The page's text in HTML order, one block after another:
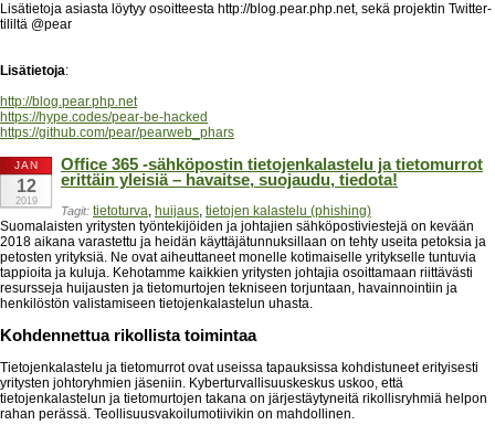
Lisätietoja asiasta löytyy osoitteesta http://blog.pear.php.net, sekä projektin Twitter-
tililtä @pear
Lisätietoja:
http://blog.pear.php.net
https://hype.codes/pear-be-hacked
https://github.com/pear/pearweb_phars
JAN
12
2019
Office 365 -sähköpostin tietojenkalastelu ja tietomurrot
erittäin yleisiä – havaitse, suojaudu, tiedota!
Tagit: tietoturva, huijaus, tietojen kalastelu (phishing)
Suomalaisten yritysten työntekijöiden ja johtajien sähköpostiviestejä on kevään
2018 aikana varastettu ja heidän käyttäjätunnuksillaan on tehty useita petoksia ja
petosten yrityksiä. Ne ovat aiheuttaneet monelle kotimaiselle yritykselle tuntuvia
tappioita ja kuluja. Kehotamme kaikkien yritysten johtajia osoittamaan riittävästi
resursseja huijausten ja tietomurtojen tekniseen torjuntaan, havainnointiin ja
henkilöstön valistamiseen tietojenkalastelun uhasta.
Kohdennettua rikollista toimintaa
Tietojenkalastelu ja tietomurrot ovat useissa tapauksissa kohdistuneet erityisesti
yritysten johtoryhmien jäseniin. Kyberturvallisuuskeskus uskoo, että
tietojenkalastelun ja tietomurtojen takana on järjestäytyneitä rikollisryhmiä helpon
rahan perässä. Teollisuusvakoilumotiivikin on mahdollinen.